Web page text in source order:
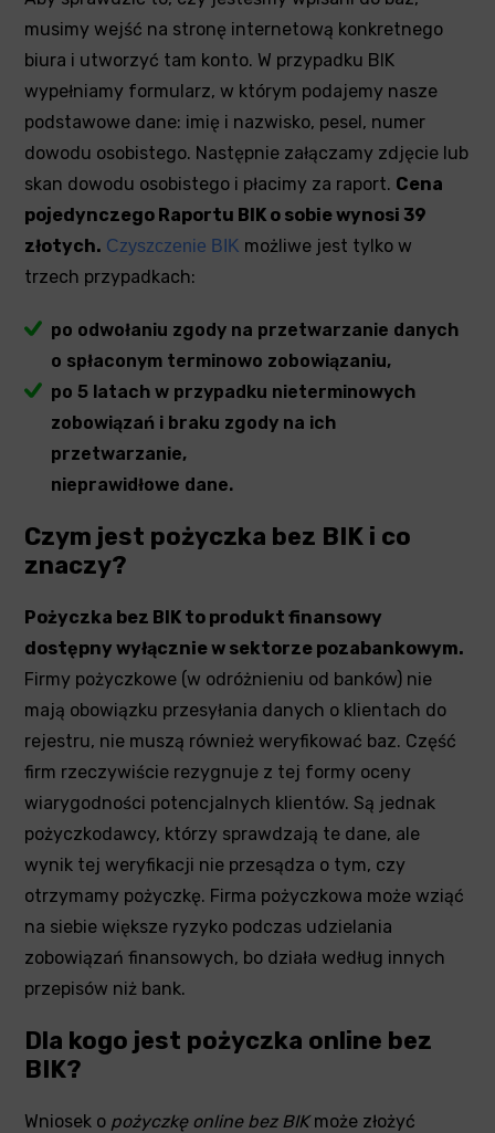
musimy wejść na stronę internetową konkretnego
biura i utworzyć tam konto. W przypadku BIK
wypełniamy formularz, w którym podajemy nasze
podstawowe dane: imię i nazwisko, pesel, numer
dowodu osobistego. Następnie załączamy zdjęcie lub
skan dowodu osobistego i płacimy za raport. Cena
pojedynczego Raportu BIK o sobie wynosi 39
złotych. Czyszczenie BIK możliwe jest tylko w
trzech przypadkach:
po odwołaniu zgody na przetwarzanie danych
o spłaconym terminowo zobowiązaniu,
po 5 latach w przypadku nieterminowych
zobowiązań i braku zgody na ich
przetwarzanie,
nieprawidłowe dane.
Czym jest pożyczka bez BIK i co
znaczy?
Pożyczka bez BIK to produkt finansowy
dostępny wyłącznie w sektorze pozabankowym.
Firmy pożyczkowe (w odróżnieniu od banków) nie
mają obowiązku przesyłania danych o klientach do
rejestru, nie muszą również weryfikować baz. Część
firm rzeczywiście rezygnuje z tej formy oceny
wiarygodności potencjalnych klientów. Są jednak
pożyczkodawcy, którzy sprawdzają te dane, ale
wynik tej weryfikacji nie przesądza o tym, czy
otrzymamy pożyczkę. Firma pożyczkowa może wziąć
na siebie większe ryzyko podczas udzielania
zobowiązań finansowych, bo działa według innych
przepisów niż bank.
Dla kogo jest pożyczka online bez
BIK?
Wniosek o pożyczkę online bez BIKmoże złożyć